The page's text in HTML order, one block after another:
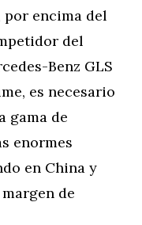
por encima del
del
Benz GLS
es necesario
gama de
enormes
en China y
de